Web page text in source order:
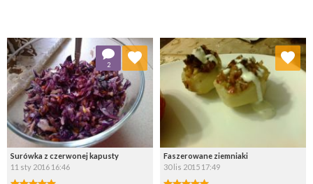
Surówka z czerwonej kapusty
11 sty 2016 16:46
2
Dodaj do ulubionych
Wybierz listę:
Faszerowane ziemniaki
30 lis 2015 17:49
Dodaj do ulubionych
Wybierz listę: